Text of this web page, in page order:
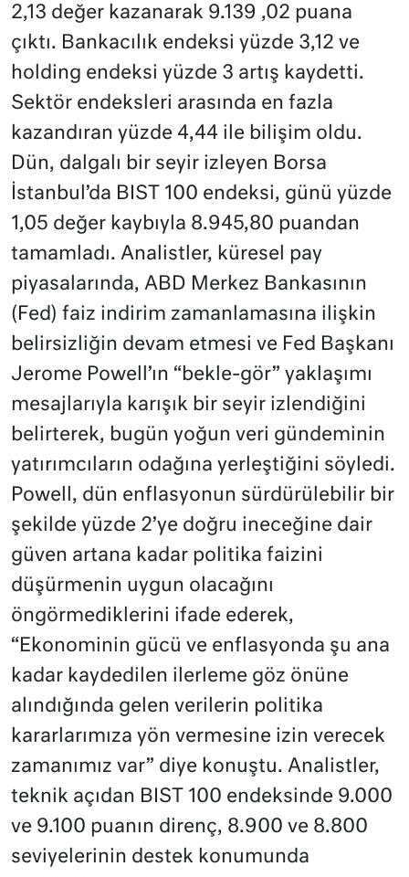
2,13 değer kazanarak 9.139 ,02 puana
çıktı. Bankacılık endeksi yüzde 3,12 ve
holding endeksi yüzde 3 artış kaydetti.
Sektör endeksleri arasında en fazla
kazandıran yüzde 4,44 ile bilişim oldu.
Dün, dalgalı bir seyir izleyen Borsa
İstanbul’da BIST 100 endeksi, günü yüzde
1,05 değer kaybıyla 8.945,80 puandan
tamamladı. Analistler, küresel pay
piyasalarında, ABD Merkez Bankasının
(Fed) faiz indirim zamanlamasına ilişkin
belirsizliğin devam etmesi ve Fed Başkanı
Jerome Powell’ın “bekle-gör” yaklaşımı
mesajlarıyla karışık bir seyir izlendiğini
belirterek, bugün yoğun veri gündeminin
yatırımcıların odağına yerleştiğini söyledi.
Powell, dün enflasyonun sürdürülebilir bir
şekilde yüzde 2’ye doğru ineceğine dair
güven artana kadar politika faizini
düşürmenin uygun olacağını
öngörmediklerini ifade ederek,
“Ekonominin gücü ve enflasyonda şu ana
kadar kaydedilen ilerleme göz önüne
alındığında gelen verilerin politika
kararlarımıza yön vermesine izin verecek
zamanımız var” diye konuştu. Analistler,
teknik açıdan BIST 100 endeksinde 9.000
ve 9.100 puanın direnç, 8.900 ve 8.800
seviyelerinin destek konumunda